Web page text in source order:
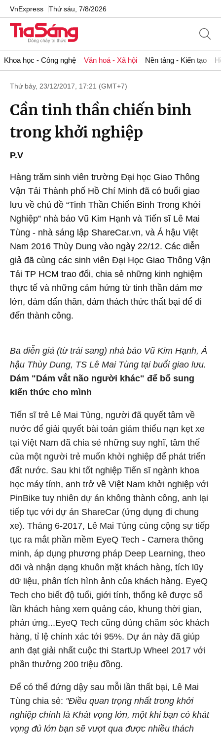
VnExpress Thứ sáu, 7/8/2026
Khoa học - Công nghệ Văn hoá - Xã hội Nền tảng - Kiến tạo
Thứ bảy, 23/12/2017, 17:21 (GMT+7)
Cần tinh thần chiến binh
trong khởi nghiệp
P.V
Hàng trăm sinh viên trường Đại học Giao Thông
Vận Tải Thành phố Hồ Chí Minh đã có buổi giao
lưu về chủ đề “Tinh Thần Chiến Binh Trong Khởi
Nghiệp” nhà báo Vũ Kim Hạnh và Tiến sĩ Lê Mai
Tùng - nhà sáng lập ShareCar.vn, và Á hậu Việt
Nam 2016 Thùy Dung vào ngày 22/12. Các diễn
giả đã cùng các sinh viên Đại Học Giao Thông Vận
Tải TP HCM trao đổi, chia sẻ những kinh nghiệm
thực tế và những cảm hứng từ tinh thần dám mơ
lớn, dám dấn thân, dám thách thức thất bại để đi
đến thành công.
Ba diễn giả (từ trái sang) nhà báo Vũ Kim Hạnh, Á
hậu Thùy Dung, TS Lê Mai Tùng tại buổi giao lưu.
Dám "Dám vắt não người khác" để bổ sung
kiến thức cho mình
Tiến sĩ trẻ Lê Mai Tùng, người đã quyết tâm về
nước để giải quyết bài toán giảm thiểu nạn kẹt xe
tại Việt Nam đã chia sẻ những suy nghĩ, tâm thế
của một người trẻ muốn khởi nghiệp để phát triển
đất nước. Sau khi tốt nghiệp Tiến sĩ ngành khoa
học máy tính, anh trở về Việt Nam khởi nghiệp với
PinBike tuy nhiên dự án không thành công, anh lại
tiếp tục với dự án ShareCar (ứng dụng đi chung
xe). Tháng 6-2017, Lê Mai Tùng cùng cộng sự tiếp
tục ra mắt phần mềm EyeQ Tech - Camera thông
minh, áp dụng phương pháp Deep Learning, theo
dõi và nhận dạng khuôn mặt khách hàng, tích lũy
dữ liệu, phân tích hình ảnh của khách hàng. EyeQ
Tech cho biết độ tuổi, giới tính, thống kê được số
lần khách hàng xem quảng cáo, khung thời gian,
phản ứng...EyeQ Tech cũng dùng chăm sóc khách
hàng, tỉ lệ chính xác tới 95%. Dự án này đã giúp
anh đạt giải nhất cuộc thi StartUp Wheel 2017 với
phần thưởng 200 triệu đồng.
Để có thể đứng dậy sau mỗi lần thất bại, Lê Mai
Tùng chia sẻ: "Điều quan trọng nhất trong khởi
nghiệp chính là Khát vọng lớn, một khi bạn có khát
vọng đủ lớn bạn sẽ vượt qua được nhiều thách